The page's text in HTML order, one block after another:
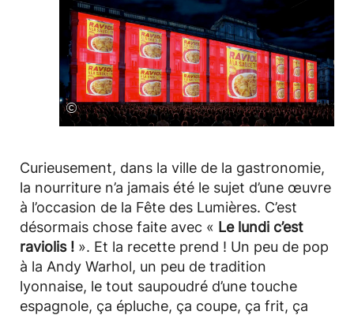
©
Curieusement, dans la ville de la gastronomie,
la nourriture n’a jamais été le sujet d’une œuvre
à l’occasion de la Fête des Lumières. C’est
désormais chose faite avec « Le lundi c’est
raviolis ! ». Et la recette prend ! Un peu de pop
à la Andy Warhol, un peu de tradition
lyonnaise, le tout saupoudré d’une touche
espagnole, ça épluche, ça coupe, ça frit, ça